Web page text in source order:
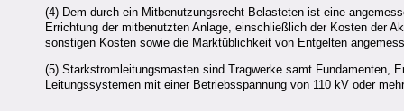
(4) Dem durch ein Mitbenutzungsrecht Belasteten ist eine
Errichtung der mitbenutzten Anlage, einschließlich der Kosten der
sonstigen Kosten sowie die Marktüblichkeit von Entgelten
(5) Starkstromleitungsmasten sind Tragwerke samt Fundamenten,
Leitungssystemen mit einer Betriebsspannung von 110 kV oder